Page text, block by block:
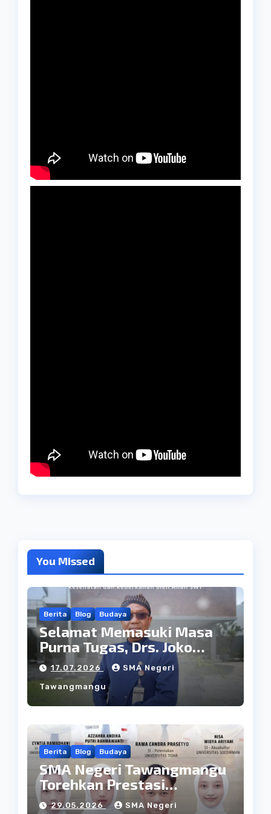
You Missed
Berita Blog Budaya
Selamat Memasuki Masa
Purna Tugas, Drs. Joko
Wiranto: Dedikasi yang
Menjadi Teladan
17.07.2026 SMA Negeri
Tawangmangu
Berita Blog Budaya
SMA Negeri Tawangmangu
Torehkan Prestasi
Membanggakan di SNBT
29.05.2026 SMA Negeri